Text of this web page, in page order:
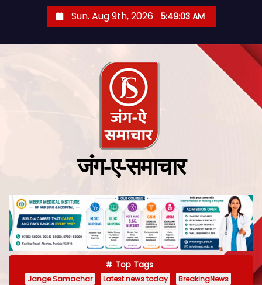
Sun. Aug 9th, 2026 5:49:04 AM
जंग-ए-समाचार
Top Tags
Jange Samachar Latest news today
BreakingNews